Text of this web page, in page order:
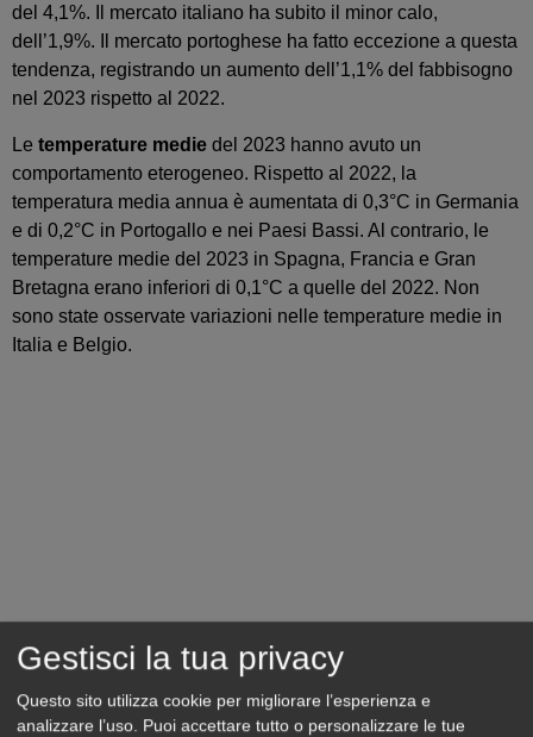
del 4,1%. Il mercato italiano ha subito il minor calo,
dell’1,9%. Il mercato portoghese ha fatto eccezione a questa
tendenza, registrando un aumento dell’1,1% del fabbisogno
nel 2023 rispetto al 2022.
Le temperature medie del 2023 hanno avuto un
comportamento eterogeneo. Rispetto al 2022, la
temperatura media annua è aumentata di 0,3°C in Germania
e di 0,2°C in Portogallo e nei Paesi Bassi. Al contrario, le
temperature medie del 2023 in Spagna, Francia e Gran
Bretagna erano inferiori di 0,1°C a quelle del 2022. Non
sono state osservate variazioni nelle temperature medie in
Italia e Belgio.
Gestisci la tua privacy
Questo sito utilizza cookie per migliorare l’esperienza e
analizzare l’uso. Puoi accettare tutto o personalizzare le tue